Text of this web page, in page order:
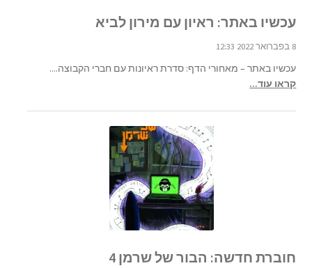
עכשיו באתר: ראיון עם מירון לביא
8 בפברואר 2022 12:33
עכשיו באתר – מאחורי הדף: סדרת ראיונות עם חברי הקבוצה....
קראו עוד...
חוברת חדשה: הבור של שרמן 4